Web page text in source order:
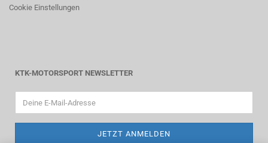
Cookie Einstellungen
KTK-MOTORSPORT NEWSLETTER